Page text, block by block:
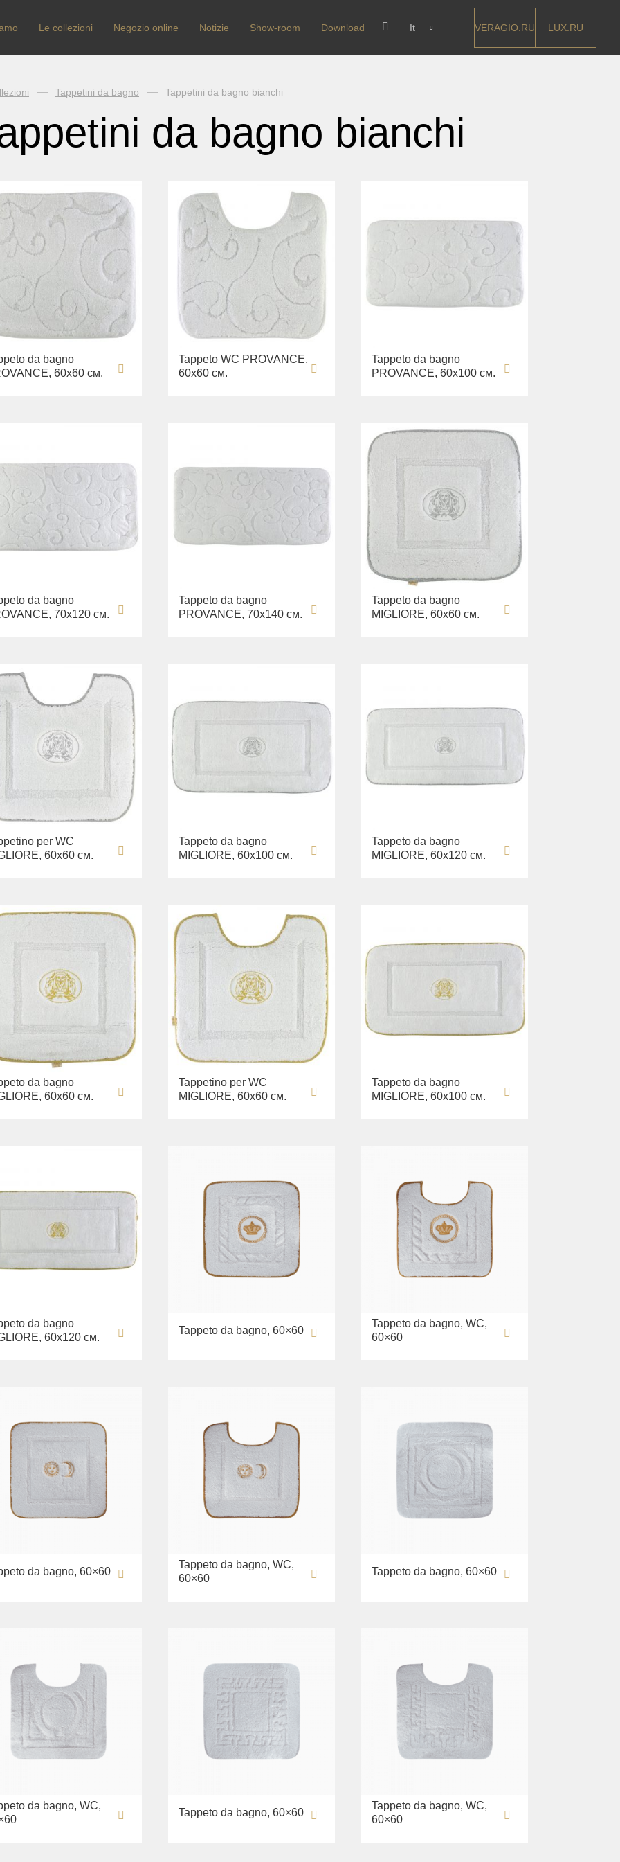
Le collezioni Negozio online Notizie Show-room Download It VERAGIO.RU LUX.RU
Tappetini da bagno Tappetini da bagno bianchi
da bagno bianchi
da bagno
60х60 см.
Tappeto WC PROVANCE,
60х60 см.
Tappeto da bagno
PROVANCE, 60х100 см.
da bagno
70х120 см.
Tappeto da bagno
PROVANCE, 70х140 см.
Tappeto da bagno
MIGLIORE, 60х60 см.
per WC
60х60 см.
Tappeto da bagno
MIGLIORE, 60х100 см.
Tappeto da bagno
MIGLIORE, 60х120 см.
da bagno
60х60 см.
Tappetino per WC
MIGLIORE, 60х60 см.
Tappeto da bagno
MIGLIORE, 60х100 см.
da bagno
60х120 см.
Tappeto da bagno, 60×60
Tappeto da bagno, WC,
60×60
da bagno, 60×60
Tappeto da bagno, WC,
60×60
Tappeto da bagno, 60×60
da bagno, WC,
Tappeto da bagno, 60×60
Tappeto da bagno, WC,
60×60